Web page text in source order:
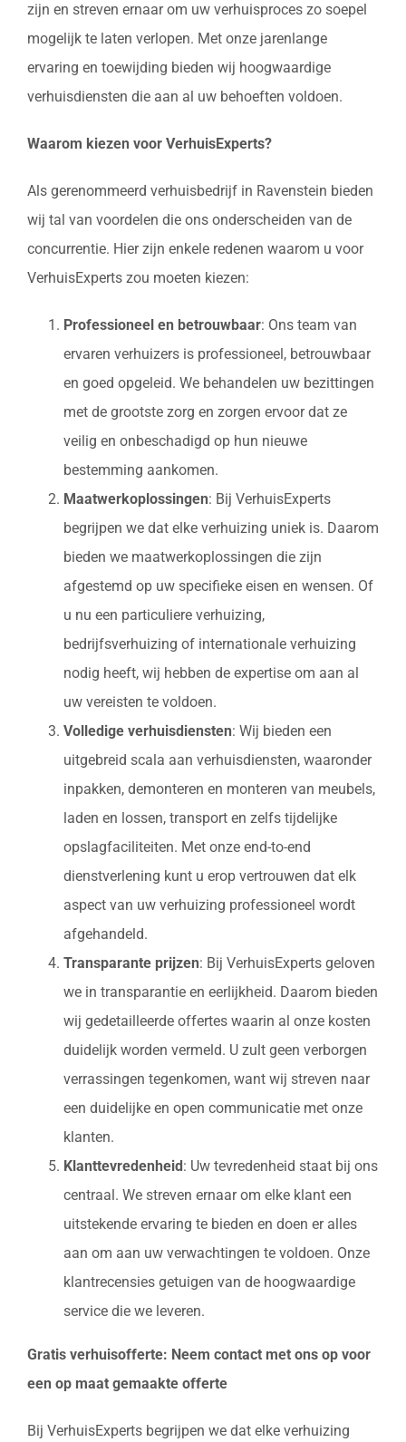
zijn en streven ernaar om uw verhuisproces zo soepel
mogelijk te laten verlopen. Met onze jarenlange
ervaring en toewijding bieden wij hoogwaardige
verhuisdiensten die aan al uw behoeften voldoen.
Waarom kiezen voor VerhuisExperts?
Als gerenommeerd verhuisbedrijf in Ravenstein bieden
wij tal van voordelen die ons onderscheiden van de
concurrentie. Hier zijn enkele redenen waarom u voor
VerhuisExperts zou moeten kiezen:
Professioneel en betrouwbaar: Ons team van
ervaren verhuizers is professioneel, betrouwbaar
en goed opgeleid. We behandelen uw bezittingen
met de grootste zorg en zorgen ervoor dat ze
veilig en onbeschadigd op hun nieuwe
bestemming aankomen.
Maatwerkoplossingen: Bij VerhuisExperts
begrijpen we dat elke verhuizing uniek is. Daarom
bieden we maatwerkoplossingen die zijn
afgestemd op uw specifieke eisen en wensen. Of
u nu een particuliere verhuizing,
bedrijfsverhuizing of internationale verhuizing
nodig heeft, wij hebben de expertise om aan al
uw vereisten te voldoen.
Volledige verhuisdiensten: Wij bieden een
uitgebreid scala aan verhuisdiensten, waaronder
inpakken, demonteren en monteren van meubels,
laden en lossen, transport en zelfs tijdelijke
opslagfaciliteiten. Met onze end-to-end
dienstverlening kunt u erop vertrouwen dat elk
aspect van uw verhuizing professioneel wordt
afgehandeld.
Transparante prijzen: Bij VerhuisExperts geloven
we in transparantie en eerlijkheid. Daarom bieden
wij gedetailleerde offertes waarin al onze kosten
duidelijk worden vermeld. U zult geen verborgen
verrassingen tegenkomen, want wij streven naar
een duidelijke en open communicatie met onze
klanten.
Klanttevredenheid : Uw tevredenheid staat bij ons
centraal. We streven ernaar om elke klant een
uitstekende ervaring te bieden en doen er alles
aan om aan uw verwachtingen te voldoen. Onze
klantrecensies getuigen van de hoogwaardige
service die we leveren.
Gratis verhuisofferte: Neem contact met ons op voor
een op maat gemaakte offerte
Bij VerhuisExperts begrijpen we dat elke verhuizing